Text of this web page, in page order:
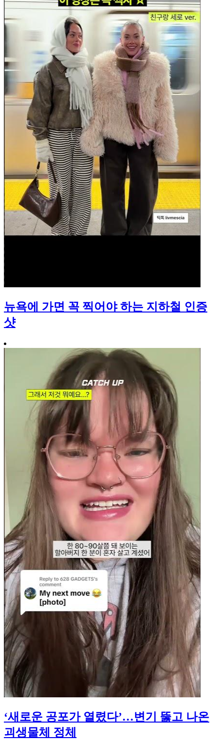
뉴욕에 가면 꼭 찍어야 하는 지하철 인증
샷
‘새로운 공포가 열렸다’…변기 뚫고 나온
괴생물체 정체